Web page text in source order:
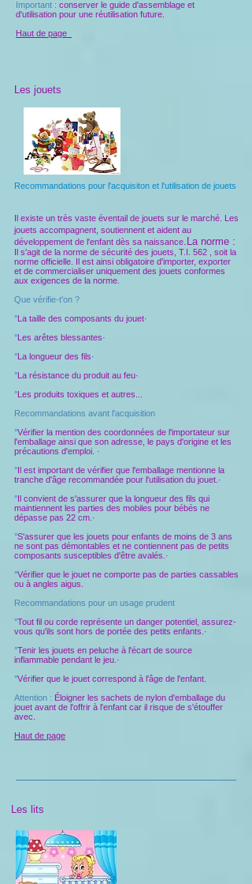
Important : conserver le guide d'assemblage et
d'utilisation pour une réutilisation future.
Haut de page
Les jouets
Recommandations pour l'acquisiton et l'utilisation de jouets
Il existe un très vaste éventail de jouets sur le marché. Les
jouets accompagnent, soutiennent et aident au
développement de l'enfant dès sa naissance.La norme :
Il s'agit de la norme de sécurité des jouets, T.I. 562 , soit la
norme officielle. Il est ainsi obligatoire d'importer, exporter
et de commercialiser uniquement des jouets conformes
aux exigences de la norme.
Que vérifie-t'on ?
°La taille des composants du jouet·
°Les arêtes blessantes·
°La longueur des fils·
°La résistance du produit au feu·
°Les produits toxiques et autres...
Recommandations avant l'acquisition
°Vérifier la mention des coordonnées de l'importateur sur
l'emballage ainsi que son adresse, le pays d'origine et les
précautions d'emploi. ·
°Il est important de vérifier que l'emballage mentionne la
tranche d'âge recommandée pour l'utilisation du jouet.·
°Il convient de s'assurer que la longueur des fils qui
maintiennent les parties des mobiles pour bébés ne
dépasse pas 22 cm.·
°S'assurer que les jouets pour enfants de moins de 3 ans
ne sont pas démontables et ne contiennent pas de petits
composants susceptibles d'être avalés.·
°Vérifier que le jouet ne comporte pas de parties cassables
ou à angles aigus.
Recommandations pour un usage prudent
°Tout fil ou corde représente un danger potentiel, assurez-
vous qu'ils sont hors de portée des petits enfants.·
°Tenir les jouets en peluche à l'écart de source
inflammable pendant le jeu.·
°Vérifier que le jouet correspond à l'âge de l'enfant.
Attention : Éloigner les sachets de nylon d'emballage du
jouet avant de l'offrir à l'enfant car il risque de s'étouffer
avec.
Haut de page
Les lits